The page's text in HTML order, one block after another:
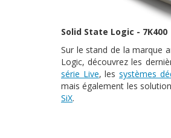
Solid State Logic - 7K400
Sur le stand de la marque
Logic, découvrez les
série Live, lessystèmes
mais également les
SiX.